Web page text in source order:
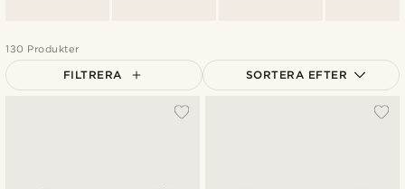
130 Produkter
FILTRERA SORTERA EFTER